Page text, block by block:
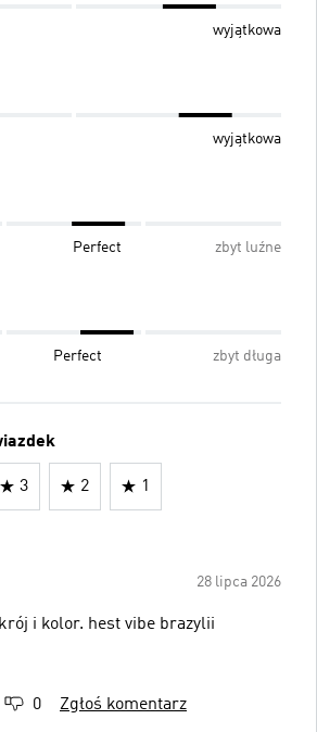
wyjątkowa
wyjątkowa
Perfect zbyt luźne
Perfect zbyt długa
3 2 1
28 lipca 2026
i kolor. hest vibe brazylii
0 Zgłoś komentarz